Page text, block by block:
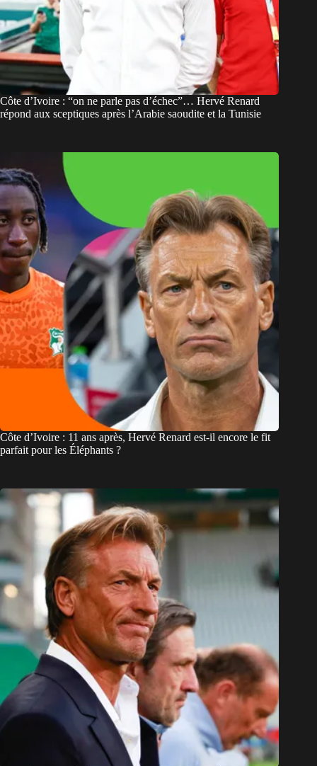
Côte d’Ivoire : “on ne parle pas d’échec”… Hervé Renard
répond aux sceptiques après l’Arabie saoudite et la Tunisie
Côte d’Ivoire : 11 ans après, Hervé Renard est-il encore le fit
parfait pour les Éléphants ?